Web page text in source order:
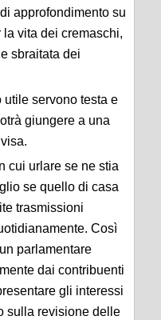
approfondimento su
vita dei cremaschi,
sbraitata dei
utile servono testa e
giungere a una
cui urlare se ne stia
se quello di casa
trasmissioni
Così
parlamentare
dai contribuenti
gli interessi
sulla revisione delle